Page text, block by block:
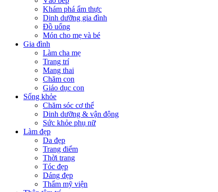
Khám phá ẩm thực
Dinh dưỡng gia đình
Đồ uống
Món cho mẹ và bé
Gia đình
Làm cha mẹ
Trang trí
Mang thai
Chăm con
Giáo dục con
Sống khỏe
Chăm sóc cơ thể
Dinh dưỡng & vận động
Sức khỏe phụ nữ
Làm đẹp
Da đẹp
Trang điểm
Thời trang
Tóc đẹp
Dáng đẹp
Thẩm mỹ viện